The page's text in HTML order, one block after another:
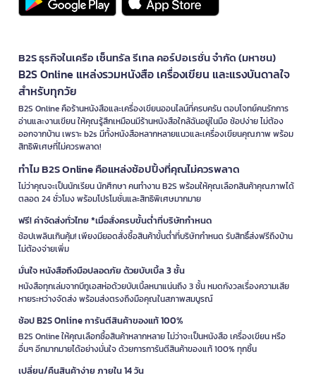
B2S ธุรกิจในเครือ เซ็นทรัล รีเทล คอร์ปอเรชั่น จำกัด (มหาชน)
B2S Online แหล่งรวมหนังสือ เครื่องเขียน และแรงบันดาลใจ
สำหรับทุกวัย
B2S Online คือร้านหนังสือและเครื่องเขียนออนไลน์ที่ครบครัน ตอบโจทย์คนรักการ
อ่านและงานเขียน ให้คุณรู้สึกเหมือนมีร้านหนังสือใกล้ฉันอยู่ในมือ ช้อปง่าย ไม่ต้อง
ออกจากบ้าน เพราะ b2s มีทั้งหนังสือหลากหลายแนวและเครื่องเขียนคุณภาพ พร้อม
สิทธิพิเศษที่ไม่ควรพลาด!
ทำไม B2S Online คือแหล่งช้อปปิ้งที่คุณไม่ควรพลาด
ไม่ว่าคุณจะเป็นนักเรียน นักศึกษา คนทำงาน B2S พร้อมให้คุณเลือกสินค้าคุณภาพได้
ตลอด 24 ชั่วโมง พร้อมโปรโมชั่นและสิทธิพิเศษมากมาย
ฟรี! ค่าจัดส่งทั่วไทย *เมื่อสั่งครบขั้นต่ำที่บริษัทกำหนด
ช้อปเพลินเกินคุ้ม! เพียงมียอดสั่งซื้อสินค้าขั้นต่ำที่บริษัทกำหนด รับสิทธิ์ส่งฟรีถึงบ้าน
ไม่ต้องจ่ายเพิ่ม
มั่นใจ หนังสือถึงมือปลอดภัย ด้วยบับเบิ้ล 3 ชั้น
หนังสือทุกเล่มจากบีทูเอสห่อด้วยบับเบิ้ลหนาแน่นถึง 3 ชั้น หมดกังวลเรื่องความเสีย
หายระหว่างจัดส่ง พร้อมส่งตรงถึงมือคุณในสภาพสมบูรณ์
ช้อป B2S Online การันตีสินค้าของแท้ 100%
B2S Online ให้คุณเลือกซื้อสินค้าหลากหลาย ไม่ว่าจะเป็นหนังสือ เครื่องเขียน หรือ
อื่นๆ อีกมากมายได้อย่างมั่นใจ ด้วยการการันตีสินค้าของแท้ 100% ทุกชิ้น
เปลี่ยน/คืนสินค้าง่าย ภายใน 14 วัน